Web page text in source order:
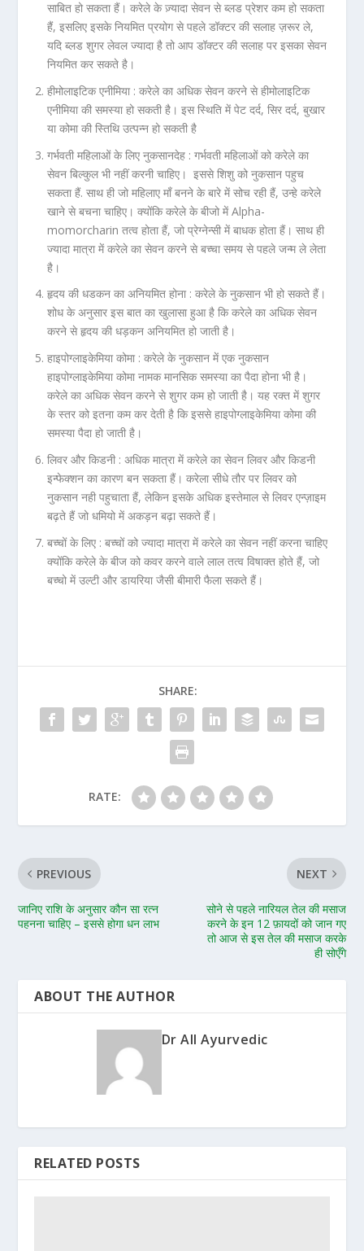
साबित हो सकता हैं। करेले के ज़्यादा सेवन से ब्लड प्रेशर कम हो सकता
हैं, इसलिए इसके नियमित प्रयोग से पहले डॉक्टर की सलाह ज़रूर ले,
यदि ब्लड शुगर लेवल ज्यादा है तो आप डॉक्टर की सलाह पर इसका सेवन
नियमित कर सकते है।
हीमोलाइटिक एनीमिया :करेले का अधिक सेवन करने से हीमोलाइटिक
एनीमिया की समस्या हो सकती है। इस स्थिति में पेट दर्द, सिर दर्द, बुखार
या कोमा की स्तिथि उत्पन्न हो सकती है
गर्भवती महिलाओं के लिए नुकसानदेह : गर्भवती महिलाओं को करेले का
सेवन बिल्कुल भी नहीं करनी चाहिए। इससे शिशु को नुकसान पहुच
सकता हैं. साथ ही जो महिलाए माँ बनने के बारे में सोच रही हैं, उन्हे करेले
खाने से बचना चाहिए। क्योंकि करेले के बीजो में Alpha-
momorcharin तत्व होता हैं, जो प्रेग्नेन्सी में बाधक होता हैं। साथ ही
ज्यादा मात्रा में करेले का सेवन करने से बच्चा समय से पहले जन्म ले लेता
है।
हृदय की धडकन का अनियमित होना : करेले के नुकसान भी हो सकते हैं।
शोध के अनुसार इस बात का खुलासा हुआ है कि करेले का अधिक सेवन
करने से हृदय की धड़कन अनियमित हो जाती है।
हाइपोग्लाइकेमिया कोमा : करेले के नुकसान में एक नुकसान
हाइपोग्लाइकेमिया कोमा नामक मानसिक समस्या का पैदा होना भी है।
करेले का अधिक सेवन करने से शुगर कम हो जाती है। यह रक्त में शुगर
के स्तर को इतना कम कर देती है कि इससे हाइपोग्लाइकेमिया कोमा की
समस्या पैदा हो जाती है।
लिवर और किडनी :अधिक मात्रा में करेले का सेवन लिवर और किडनी
इन्फेक्शन का कारण बन सकता हैं। करेला सीधे तौर पर लिवर को
नुकसान नही पहुचाता हैं, लेकिन इसके अधिक इस्तेमाल से लिवर एन्ज़ाइम
बढ़ते हैं जो धमियो में अकड़न बढ़ा सकते हैं।
बच्चों के लिए : बच्चों को ज्यादा मात्रा में करेले का सेवन नहीं करना चाहिए
क्योंकि करेले के बीज को कवर करने वाले लाल तत्व विषाक्त होते हैं, जो
बच्चो में उल्टी और डायरिया जैसी बीमारी फैला सकते हैं।
SHARE:
RATE:
PREVIOUS
जानिए राशि के अनुसार कौन सा रत्न
पहनना चाहिए – इससे होगा धन लाभ
NEXT
सोने से पहले नारियल तेल की मसाज
करने के इन 12 फ़ायदों को जान गए
तो आज से इस तेल की मसाज करके
ही सोएँगे
ABOUT THE AUTHOR
Dr All Ayurvedic
RELATED POSTS